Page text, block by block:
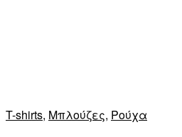
T-shirts, Μπλούζες, Ρούχα